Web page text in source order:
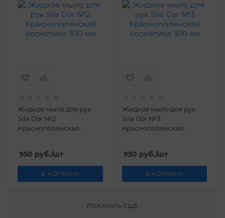
Жидкое мыло для рук
Sila Gor №2
Краснополянская
950 руб./шт
В КОРЗИНУ
Жидкое мыло для рук
Sila Gor №3
Краснополянская
950 руб./шт
В КОРЗИНУ
ПОКАЗАТЬ ЕЩЕ